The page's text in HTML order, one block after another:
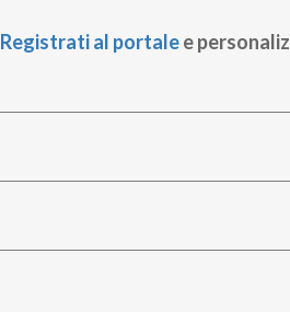
Registrati al portalee